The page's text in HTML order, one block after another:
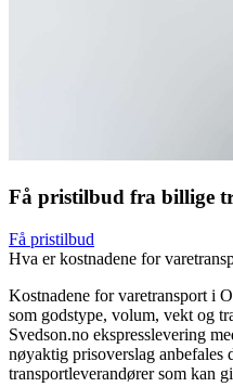
Få pristilbud fra billige
Få pristilbud
Hva er kostnadene for
Kostnadene for varetransport i
som godstype, volum, vekt og
Svedson.no ekspresslevering
nøyaktig prisoverslag anbefales
transportleverandører som kan